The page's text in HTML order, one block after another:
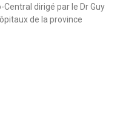
Central dirigé par le Dr Guy
de la province